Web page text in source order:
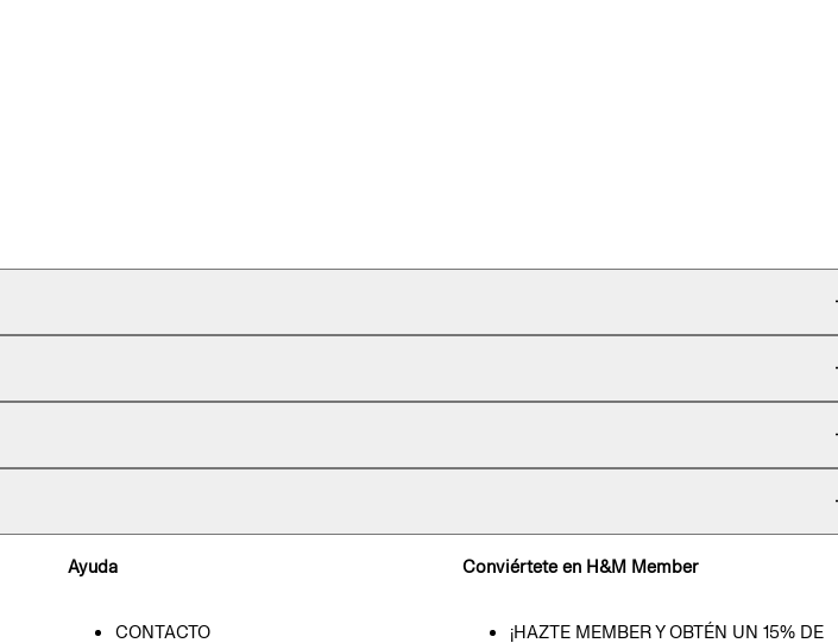
Ayuda
CONTACTO
Conviértete en H&M Member
¡HAZTE MEMBER Y OBTÉN UN 15% DE